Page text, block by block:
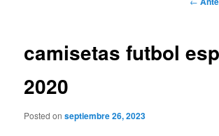
camisetas futbol
2020
Posted onseptiembre 26, 2023